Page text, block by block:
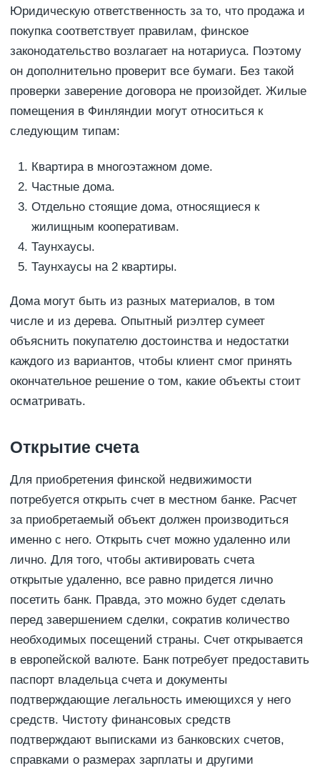
Юридическую ответственность за то, что продажа и
покупка соответствует правилам, финское
законодательство возлагает на нотариуса. Поэтому
он дополнительно проверит все бумаги. Без такой
проверки заверение договора не произойдет. Жилые
помещения в Финляндии могут относиться к
следующим типам:
Квартира в многоэтажном доме.
Частные дома.
Отдельно стоящие дома, относящиеся к
жилищным кооперативам.
Таунхаусы.
Таунхаусы на 2 квартиры.
Дома могут быть из разных материалов, в том
числе и из дерева. Опытный риэлтер сумеет
объяснить покупателю достоинства и недостатки
каждого из вариантов, чтобы клиент смог принять
окончательное решение о том, какие объекты стоит
осматривать.
Открытие счета
Для приобретения финской недвижимости
потребуется открыть счет в местном банке. Расчет
за приобретаемый объект должен производиться
именно с него. Открыть счет можно удаленно или
лично. Для того, чтобы активировать счета
открытые удаленно, все равно придется лично
посетить банк. Правда, это можно будет сделать
перед завершением сделки, сократив количество
необходимых посещений страны. Счет открывается
в европейской валюте. Банк потребует предоставить
паспорт владельца счета и документы
подтверждающие легальность имеющихся у него
средств. Чистоту финансовых средств
подтверждают выписками из банковских счетов,
справками о размерах зарплаты и другими